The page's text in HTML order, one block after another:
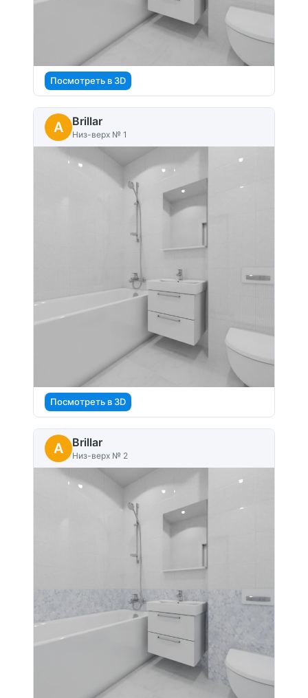
Посмотреть в 3D
A Brillar
Низ-верх № 1
Посмотреть в 3D
A Brillar
Низ-верх № 2